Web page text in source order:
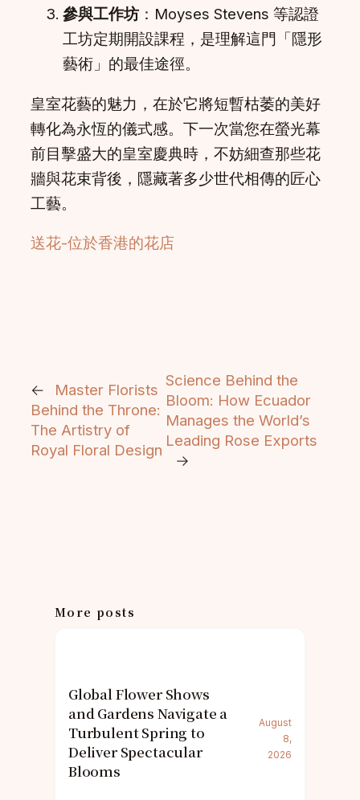
參與工作坊 ：Moyses Stevens 等認證
工坊定期開設課程，是理解這門「隱形
藝術」的最佳途徑。
皇室花藝的魅力，在於它將短暫枯萎的美好
轉化為永恆的儀式感。下一次當您在螢光幕
前目擊盛大的皇室慶典時，不妨細查那些花
牆與花束背後，隱藏著多少世代相傳的匠心
工藝。
送花-位於香港的花店
←
Master Florists
Behind the Throne:
The Artistry of
Royal Floral Design
Science Behind the
Bloom: How Ecuador
Manages the World’s
Leading Rose Exports
→
More posts
Global Flower Shows
and Gardens Navigate a
Turbulent Spring to
Deliver Spectacular
Blooms
August
8,
2026